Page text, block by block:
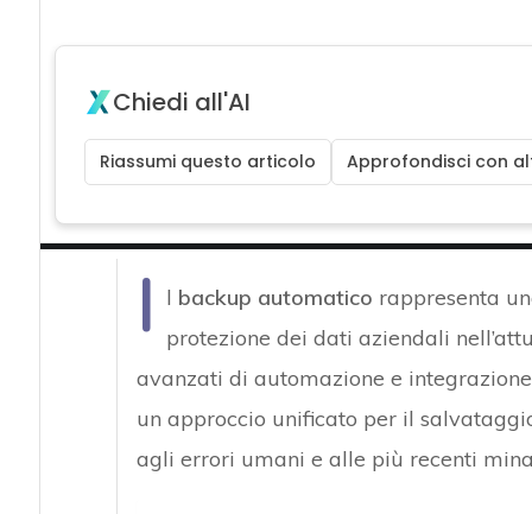
Chiedi all'AI
Riassumi questo articolo Approfondisci con
I l backup automatico rappresenta
protezione dei dati aziendali
avanzati di automazione e
un approccio unificato per il
agli errori umani e alle più recenti